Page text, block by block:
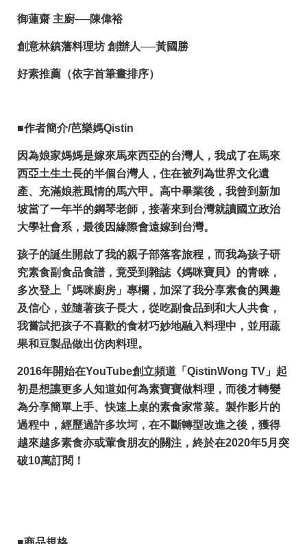
御蓮齋 主廚──陳偉裕
創意林鎮藩料理坊 創辦人──黃國勝
好素推薦（依字首筆畫排序）
■作者簡介/芭樂媽Qistin
因為娘家媽媽是嫁來馬來西亞的台灣人，我成了在馬來
西亞土生土長的半個台灣人，住在被列為世界文化遺
產、充滿娘惹風情的馬六甲。高中畢業後，我曾到新加
坡當了一年半的鋼琴老師，接著來到台灣就讀國立政治
大學社會系，最後因緣際會遠嫁到台灣。
孩子的誕生開啟了我的親子部落客旅程，而我為孩子研
究素食副食品食譜，竟受到雜誌《媽咪寶貝》的青睞，
多次登上「媽咪廚房」專欄，加深了我分享素食的興趣
及信心，並隨著孩子長大，從吃副食品到和大人共食，
我嘗試把孩子不喜歡的食材巧妙地融入料理中，並用蔬
果和豆製品做出仿肉料理。
2016年開始在YouTube創立頻道「QistinWong TV」起
初是想讓更多人知道如何為素寶寶做料理，而後才轉變
為分享簡單上手、快速上桌的素食家常菜。製作影片的
過程中，經歷過許多坎坷，在不斷轉型改進之後，獲得
越來越多素食亦或葷食朋友的關注，終於在2020年5月突
破10萬訂閱！